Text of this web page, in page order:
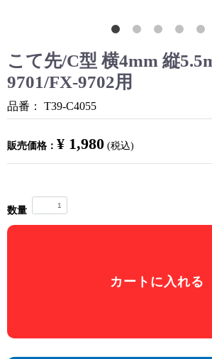
こて先/C型 横4mm 縦
9701/FX-9702用
品番： T39-C4055
販売価格： ¥ 1,980 (税込)
数量
カートに入れる